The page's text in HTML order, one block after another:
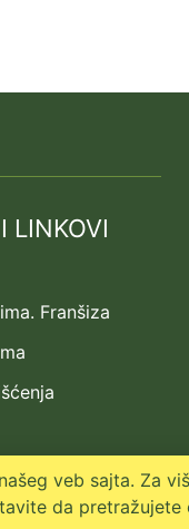
LINKOVI
Franšiza
veb sajta. Za
da pretražujete